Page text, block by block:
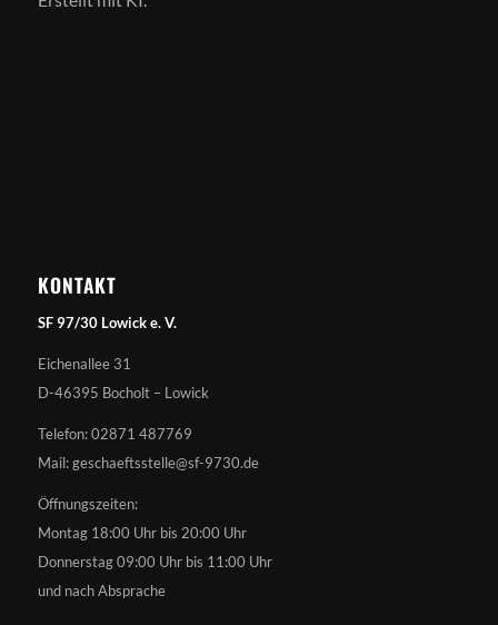
KONTAKT
SF 97/30 Lowick e. V.
Eichenallee 31
D-46395 Bocholt – Lowick
Telefon: 02871 487769
Mail: geschaeftsstelle@sf-9730.de
Öffnungszeiten:
Montag 18:00 Uhr bis 20:00 Uhr
Donnerstag 09:00 Uhr bis 11:00 Uhr
und nach Absprache